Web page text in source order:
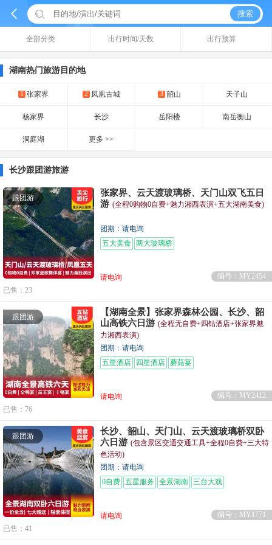
  搜索
全部分类 出行时间/天数 出行预算
湖南热门旅游目的地
1 张家界 2 凤凰古城 3 韶山 天子山
杨家界 长沙 岳阳楼 南岳衡山
洞庭湖 更多 >>
长沙跟团游旅游
跟团游
张家界、云天渡玻璃桥、天门山双飞五日
游 (全程0购物0自费+魅力湘西表演+五大湖南美食)
团期：请电询
五大美食 两大玻璃桥
请电询
编号：MY2454
已售：23
跟团游
【湖南全景】张家界森林公园、长沙、韶
山高铁六日游 (全程无自费+四钻酒店+张家界魅
力湘西表演)
团期：请电询
五星酒店
四星酒店 蘑菇宴
请电询
编号：MY2412
已售：76
跟团游
长沙、韶山、天门山、云天渡玻璃桥双卧
六日游 (包含景区交通交通工具+全程0自费+三大特
色活动)
团期：请电询
0自费 五星服务 全景湖南 三台大戏
请电询
编号：MY1771
已售：41